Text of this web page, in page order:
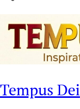
Tempus Dei